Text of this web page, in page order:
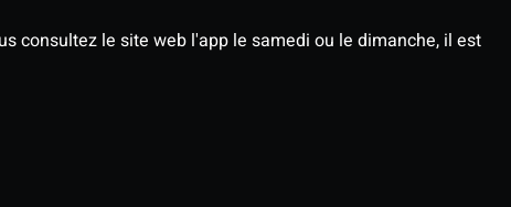
consultez le site web l'app le samedi ou le dimanche, il est